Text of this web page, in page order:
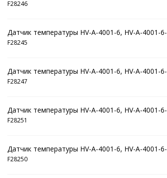
F28246
Датчик температуры HV-A-4001-6, HV-A-4001-
F28245
Датчик температуры HV-A-4001-6, HV-A-4001-
F28247
Датчик температуры HV-A-4001-6, HV-A-4001-
F28251
Датчик температуры HV-A-4001-6, HV-A-4001-
F28250